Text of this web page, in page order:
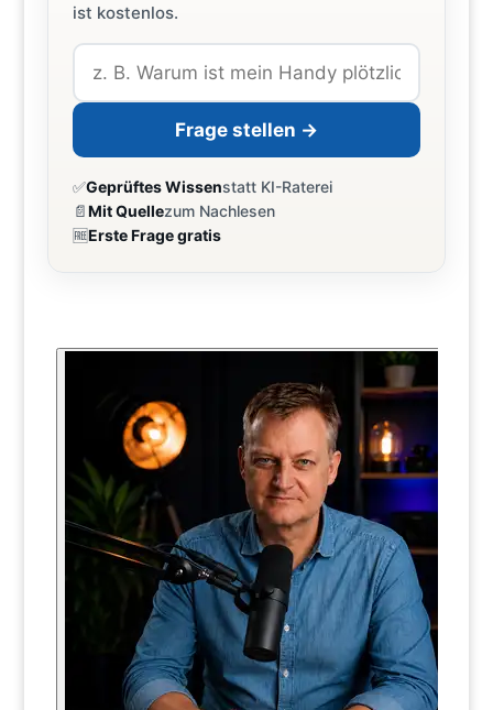
ist kostenlos.
Frage stellen →
✅Geprüftes Wissenstatt KI-Raterei
📄Mit Quellezum Nachlesen
🆓Erste Frage gratis